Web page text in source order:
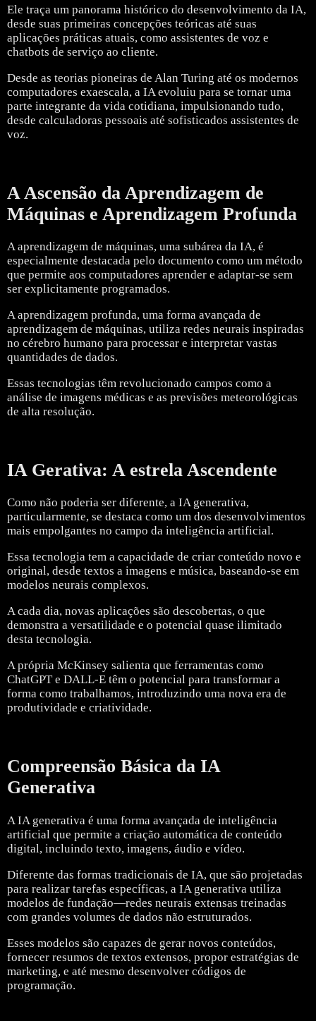
Ele traça um panorama histórico do desenvolvimento da IA,
desde suas primeiras concepções teóricas até suas
aplicações práticas atuais, como assistentes de voz e
chatbots de serviço ao cliente.
Desde as teorias pioneiras de Alan Turing até os modernos
computadores exaescala, a IA evoluiu para se tornar uma
parte integrante da vida cotidiana, impulsionando tudo,
desde calculadoras pessoais até sofisticados assistentes de
voz.
A Ascensão da Aprendizagem de
Máquinas e Aprendizagem Profunda
A aprendizagem de máquinas, uma subárea da IA, é
especialmente destacada pelo documento como um método
que permite aos computadores aprender e adaptar-se sem
ser explicitamente programados.
A aprendizagem profunda, uma forma avançada de
aprendizagem de máquinas, utiliza redes neurais inspiradas
no cérebro humano para processar e interpretar vastas
quantidades de dados.
Essas tecnologias têm revolucionado campos como a
análise de imagens médicas e as previsões meteorológicas
de alta resolução.
IA Gerativa: A estrela Ascendente
Como não poderia ser diferente, a IA generativa,
particularmente, se destaca como um dos desenvolvimentos
mais empolgantes no campo da inteligência artificial.
Essa tecnologia tem a capacidade de criar conteúdo novo e
original, desde textos a imagens e música, baseando-se em
modelos neurais complexos.
A cada dia, novas aplicações são descobertas, o que
demonstra a versatilidade e o potencial quase ilimitado
desta tecnologia.
A própria McKinsey salienta que ferramentas como
ChatGPT e DALL-E têm o potencial para transformar a
forma como trabalhamos, introduzindo uma nova era de
produtividade e criatividade.
Compreensão Básica da IA
Generativa
A IA generativa é uma forma avançada de inteligência
artificial que permite a criação automática de conteúdo
digital, incluindo texto, imagens, áudio e vídeo.
Diferente das formas tradicionais de IA, que são projetadas
para realizar tarefas específicas, a IA generativa utiliza
modelos de fundação—redes neurais extensas treinadas
com grandes volumes de dados não estruturados.
Esses modelos são capazes de gerar novos conteúdos,
fornecer resumos de textos extensos, propor estratégias de
marketing, e até mesmo desenvolver códigos de
programação.